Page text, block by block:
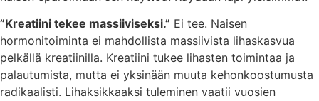
”Kreatiini tekee massiiviseksi.” Ei tee. Naisen
hormonitoiminta ei mahdollista massiivista lihaskasvua
pelkällä kreatiinilla. Kreatiini tukee lihasten toimintaa ja
palautumista, mutta ei yksinään muuta kehonkoostumusta
radikaalisti. Lihaksikkaaksi tuleminen vaatii vuosien